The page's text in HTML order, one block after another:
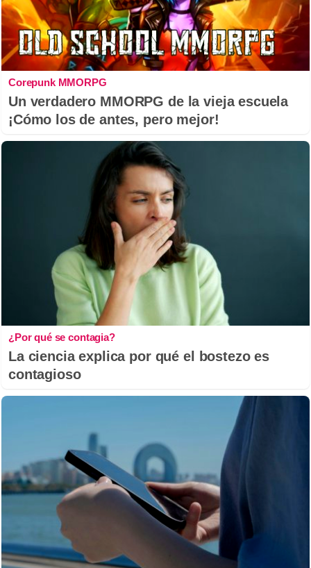
Corepunk MMORPG
Un verdadero MMORPG de la vieja escuela
¡Cómo los de antes, pero mejor!
¿Por qué se contagia?
La ciencia explica por qué el bostezo es
contagioso